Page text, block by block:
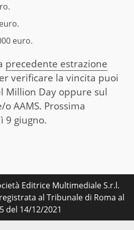
euro.
precedente estrazione
verificare la vincita puoi
Million Day oppure sul
o AAMS. Prossima
9 giugno.
Editrice Multimediale S.r.l.
al Tribunale di Roma al
del 14/12/2021